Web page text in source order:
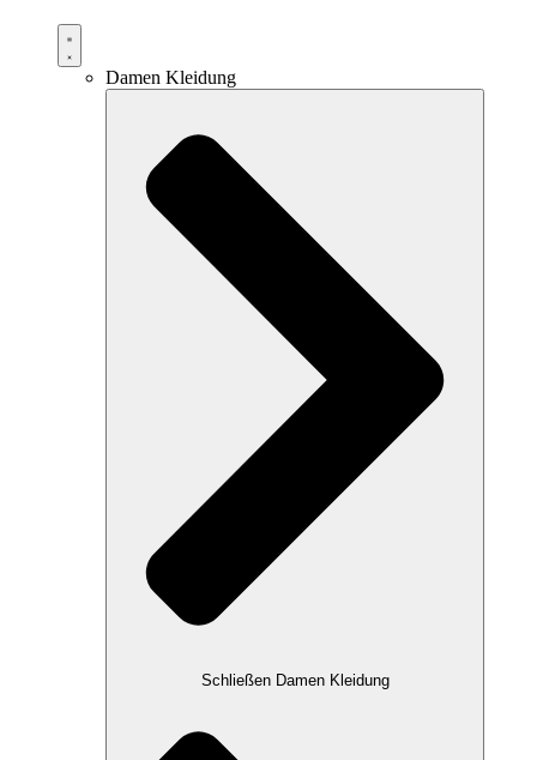
Damen Kleidung
Schließen Damen Kleidung